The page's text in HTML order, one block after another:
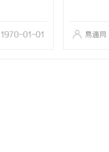
1970-01-01 易通网